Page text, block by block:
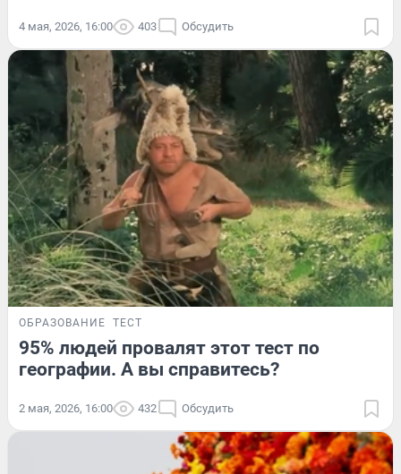
4 мая, 2026, 16:00 403 Обсудить
ОБРАЗОВАНИЕ ТЕСТ
95% людей провалят этот тест по
географии. А вы справитесь?
2 мая, 2026, 16:00 432 Обсудить